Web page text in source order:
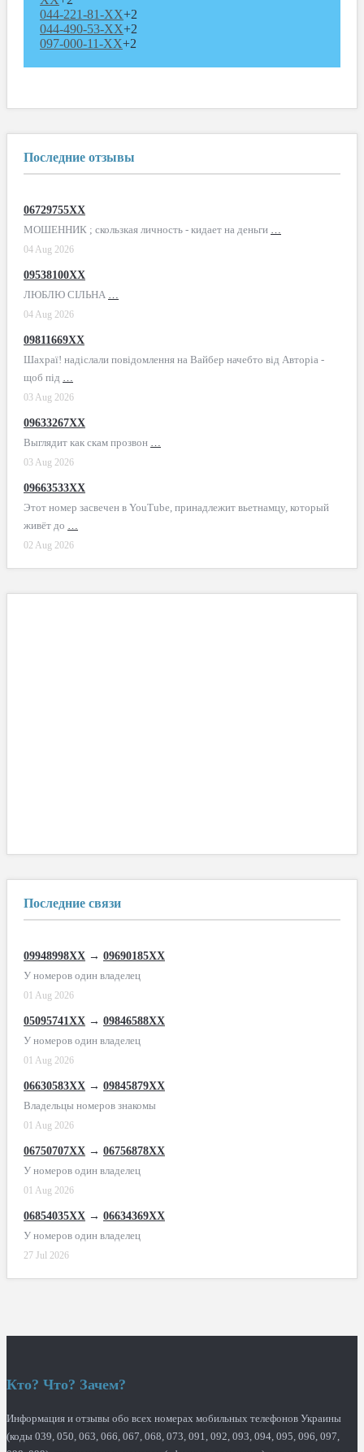
044-221-81-XX+2
044-490-53-XX+2
097-000-11-XX+2
Последние отзывы
06729755XX
МОШЕННИК ; скользкая личность - кидает на деньги …
04 Aug 2026
09538100XX
ЛЮБЛЮ СІЛЬНА …
04 Aug 2026
09811669XX
Шахраї! надіслали повідомлення на Вайбер начебто від Авторіа -
щоб під …
03 Aug 2026
09633267XX
Выглядит как скам прозвон …
03 Aug 2026
09663533XX
Этот номер засвечен в YouTube, принадлежит вьетнамцу, который
живёт до …
02 Aug 2026
Последние связи
09948998XX → 09690185XX
У номеров один владелец
01 Aug 2026
05095741XX → 09846588XX
У номеров один владелец
01 Aug 2026
06630583XX → 09845879XX
Владельцы номеров знакомы
01 Aug 2026
06750707XX → 06756878XX
У номеров один владелец
01 Aug 2026
06854035XX → 06634369XX
У номеров один владелец
27 Jul 2026
Кто? Что? Зачем?
Информация и отзывы обо всех номерах мобильных телефонов Украины
(коды 039, 050, 063, 066, 067, 068, 073, 091, 092, 093, 094, 095, 096, 097,